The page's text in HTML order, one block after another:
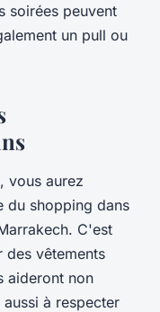
soirées peuvent
un pull ou
vous aurez
du shopping dans
C'est
vêtements
aideront non
à respecter